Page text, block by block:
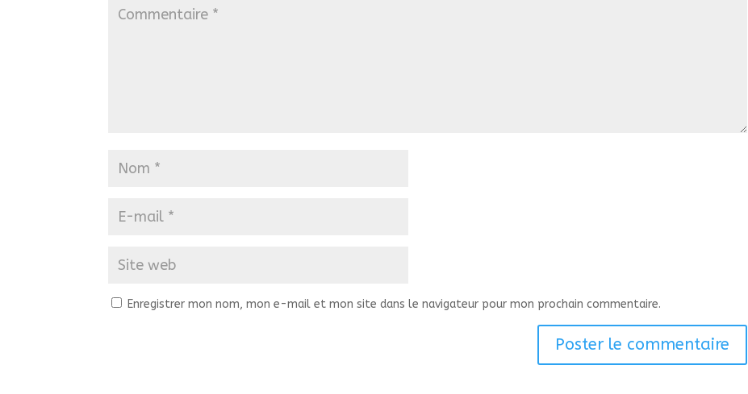
Enregistrer mon nom, mon e-mail et mon site dans le navigateur pour mon prochain commentaire.